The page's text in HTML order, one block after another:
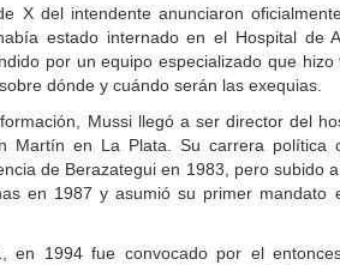
X del intendente anunciaron
estado internado en el Hospital de
por un equipo especializado que
dónde y cuándo serán las exequias.
Mussi llegó a ser director del
Martín en La Plata. Su carrera política
de Berazategui en 1983, pero subido
en 1987 y asumió su primer mandato
en 1994 fue convocado por el